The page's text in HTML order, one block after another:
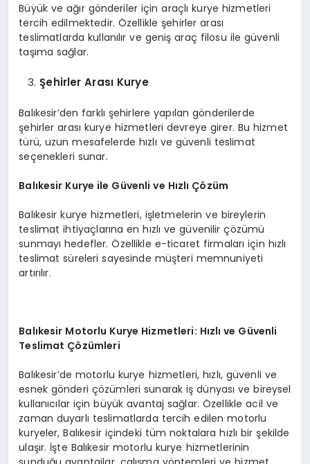
Büyük ve ağır gönderiler için araçlı kurye hizmetleri
tercih edilmektedir. Özellikle şehirler arası
teslimatlarda kullanılır ve geniş araç filosu ile güvenli
taşıma sağlar.
Şehirler Arası Kurye
Balıkesir’den farklı şehirlere yapılan gönderilerde
şehirler arası kurye hizmetleri devreye girer. Bu hizmet
türü, uzun mesafelerde hızlı ve güvenli teslimat
seçenekleri sunar.
Balıkesir Kurye ile Güvenli ve Hızlı Çözüm
Balıkesir kurye hizmetleri, işletmelerin ve bireylerin
teslimat ihtiyaçlarına en hızlı ve güvenilir çözümü
sunmayı hedefler. Özellikle e-ticaret firmaları için hızlı
teslimat süreleri sayesinde müşteri memnuniyeti
artırılır.
Balıkesir Motorlu Kurye Hizmetleri: Hızlı ve Güvenli
Teslimat Çözümleri
Balıkesir’de motorlu kurye hizmetleri, hızlı, güvenli ve
esnek gönderi çözümleri sunarak iş dünyası ve bireysel
kullanıcılar için büyük avantaj sağlar. Özellikle acil ve
zaman duyarlı teslimatlarda tercih edilen motorlu
kuryeler, Balıkesir içindeki tüm noktalara hızlı bir şekilde
ulaşır. İşte Balıkesir motorlu kurye hizmetlerinin